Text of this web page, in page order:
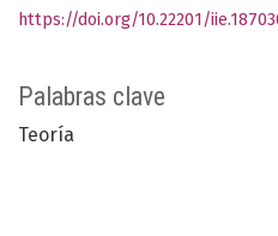
Palabras clave
Teoría
https://doi.org/10.22201/